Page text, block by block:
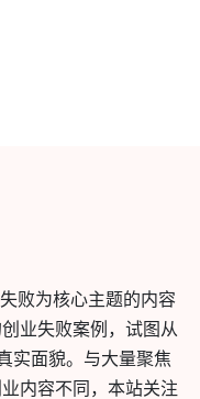
败为核心主题的内容
业失败案例，试图从
实面貌。与大量聚焦
内容不同，本站关注